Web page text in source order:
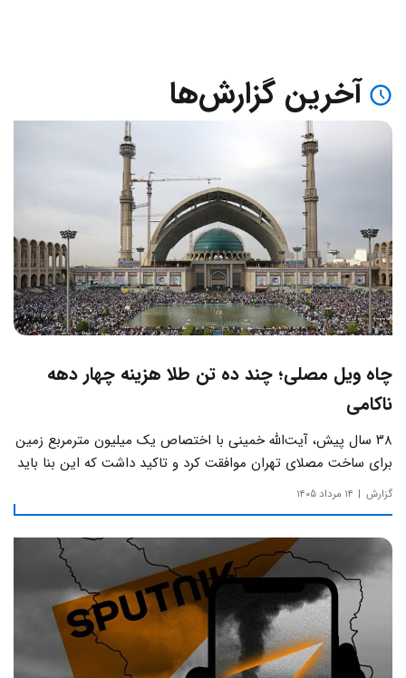
آخرین گزارش‌ها
چاه ویل مصلی؛ چند ده تن طلا هزینه چهار دهه
ناکامی
۳۸ سال پیش، آیت‌الله خمینی با اختصاص یک میلیون مترمربع زمین
برای ساخت مصلای تهران موافقت کرد و تاکید داشت که این بنا باید
به دور از زرق‌وبرق و یادآور سادگی مساجد صدر اسلام باشد.
گزارش ۱۴ مرداد ۱۴۰۵